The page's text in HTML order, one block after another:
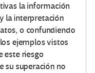
la información
la interpretación
o confundiendo
ejemplos vistos
este riesgo
su superación no